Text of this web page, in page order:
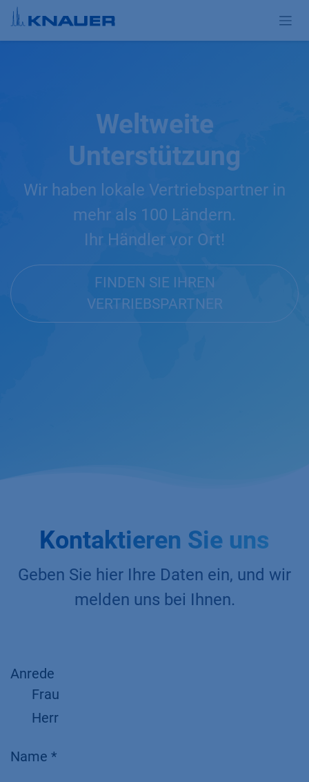
Zum Inhalt springen
Weltweite
Unterstützung
Wir haben lokale Vertriebspartner in
mehr als 100 Ländern.
Ihr Händler vor Ort!
FINDEN SIE IHREN
VERTRIEBSPARTNER
Kontaktieren Sie uns
Geben Sie hier Ihre Daten ein, und wir
melden uns bei Ihnen.
Anrede
Frau
Herr
Name *